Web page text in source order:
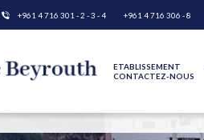
+961 4 716 301 - 2 - 3 - 4 +961 4 716 306 - 8
ETABLISSEMENT
CONTACTEZ-NOUS